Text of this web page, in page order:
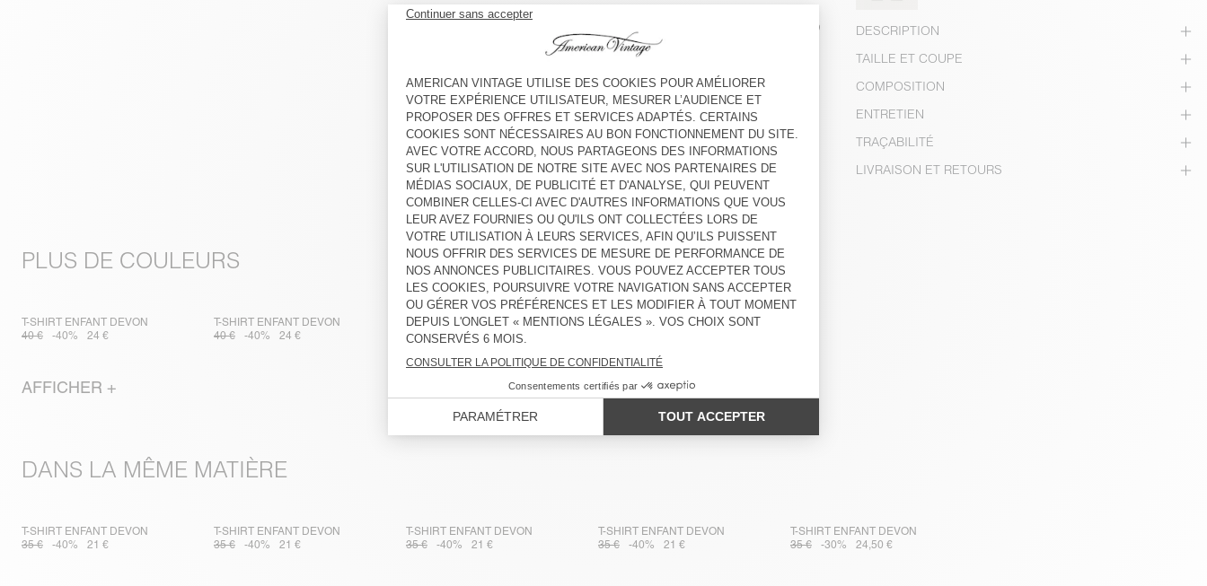
DESCRIPTION
TAILLE ET COUPE
COMPOSITION
ENTRETIEN
TRAÇABILITÉ
LIVRAISON ET RETOURS
PLUS DE COULEURS
T-SHIRT ENFANT DEVON
40 €
-40% 24 €
T-SHIRT ENFANT DEVON
40 €
-40% 24 €
T-SHIRT ENFANT DEVON
40 €
-40% 24 €
AFFICHER +
DANS LA MÊME MATIÈRE
T-SHIRT ENFANT DEVON
35 €
-40% 21 €
T-SHIRT ENFANT DEVON
35 €
-40% 21 €
T-SHIRT ENFANT DEVON
35 €
-40% 21 €
T-SHIRT ENFANT DEVON
35 €
-40% 21 €
T-SHIRT ENFANT DEVON
35 €
-30% 24,50 €